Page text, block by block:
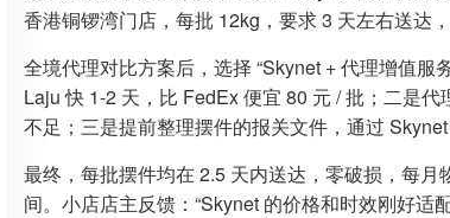
香港铜锣湾门店，每批 12kg，要求 3 天左右送达
全境代理对比方案后，选择 “Skynet + 代理增值
Laju 快 1-2 天，比 FedEx 便宜 80 元 / 批；二是
不足；三是提前整理摆件的报关文件，通过
最终，每批摆件均在 2.5 天内送达，零破损，每
间。小店店主反馈：“Skynet 的价格和时效刚好